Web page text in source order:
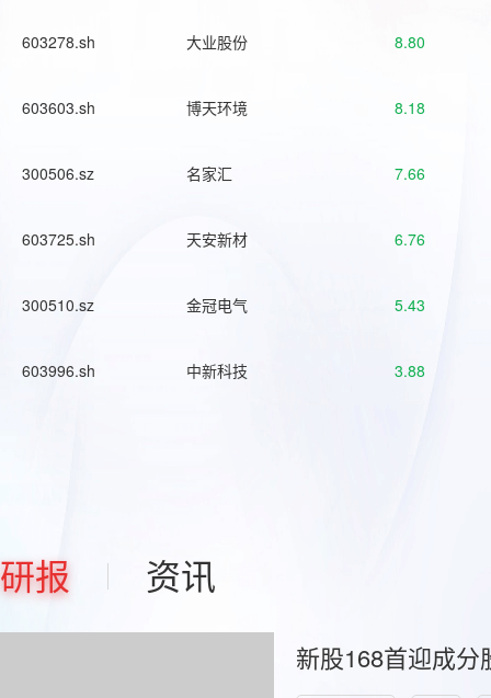
603278.sh 大业股份 8.80
603603.sh 博天环境 8.18
300506.sz 名家汇 7.66
603725.sh 天安新材 6.76
300510.sz 金冠电气 5.43
603996.sh 中新科技 3.88
研报 资讯
新股168首迎成